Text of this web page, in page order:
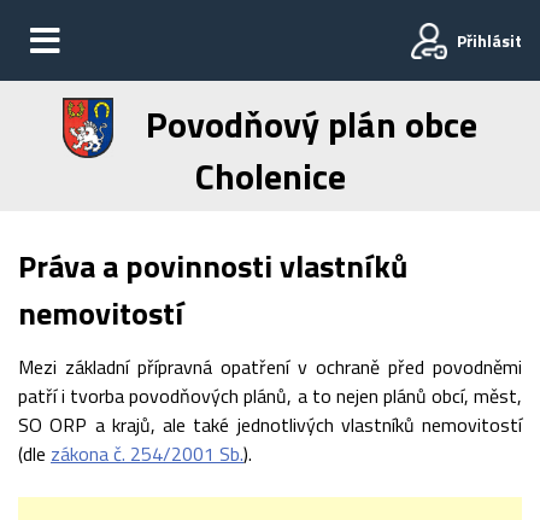
Přihlásit
Povodňový plán obce
Cholenice
Práva a povinnosti vlastníků
nemovitostí
Mezi základní přípravná opatření v ochraně před povodněmi
patří i tvorba povodňových plánů, a to nejen plánů obcí, měst,
SO ORP a krajů, ale také jednotlivých vlastníků nemovitostí
(dle zákona č. 254/2001 Sb.).